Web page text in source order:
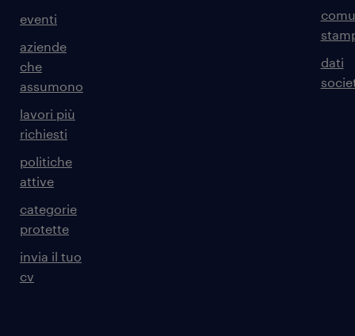
eventi
aziende
che
assumono
lavori più
richiesti
politiche
attive
categorie
protette
invia il tuo
cv
dati